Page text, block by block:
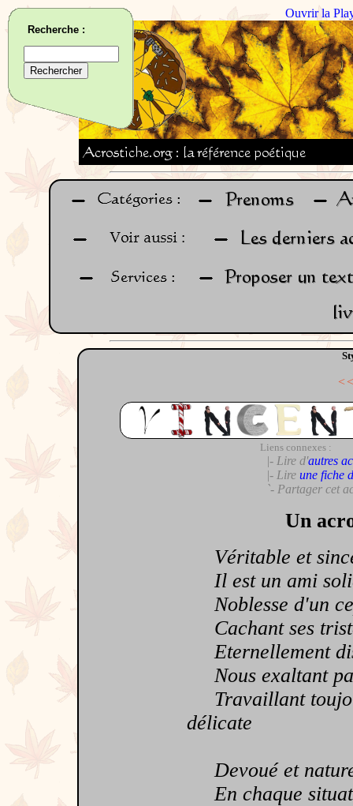
Ouvrir la
Liens connexes :
|- Lire d'autres
|- Lire une fiche
`- Partager cet
Un
Véritable et
Il est un ami
Noblesse d'un
Cachant ses
Eternellement
Nous exaltant
Travaillant
délicate
Devoué et
En chaque
Recherche :